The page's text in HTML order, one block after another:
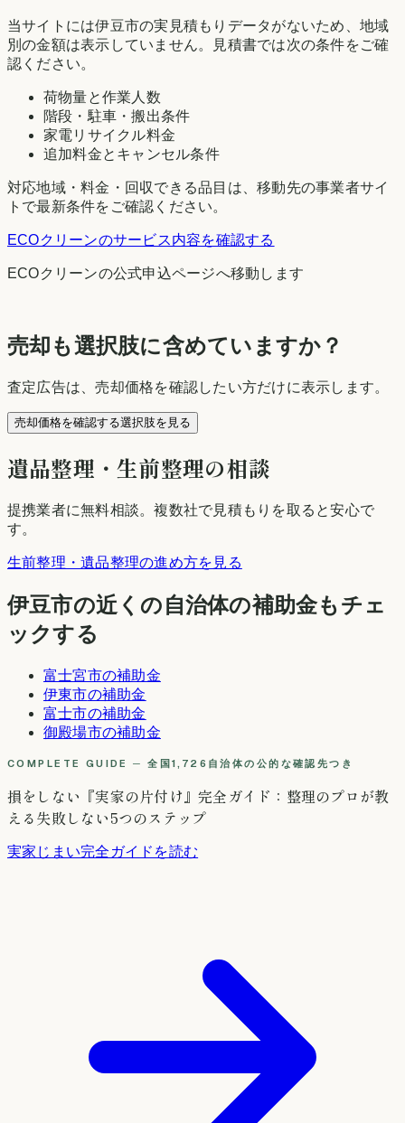
当サイトには伊豆市の実見積もりデータがないため、地域
別の金額は表示していません。見積書では次の条件をご確
認ください。
荷物量と作業人数
階段・駐車・搬出条件
家電リサイクル料金
追加料金とキャンセル条件
対応地域・料金・回収できる品目は、移動先の事業者サイ
トで最新条件をご確認ください。
ECOクリーンのサービス内容を確認する
ECOクリーンの公式申込ページへ移動します
売却も選択肢に含めていますか？
査定広告は、売却価格を確認したい方だけに表示します。
売却価格を確認する選択肢を見る
遺品整理・生前整理の相談
提携業者に無料相談。複数社で見積もりを取ると安心で
す。
生前整理・遺品整理の進め方を見る
伊豆市の近くの自治体の補助金もチェ
ックする
富士宮市の補助金
伊東市の補助金
富士市の補助金
御殿場市の補助金
COMPLETE GUIDE ─ 全国1,726自治体の公的な確認先つき
損をしない『実家の片付け』完全ガイド：整理のプロが教
える失敗しない5つのステップ
実家じまい完全ガイドを読む